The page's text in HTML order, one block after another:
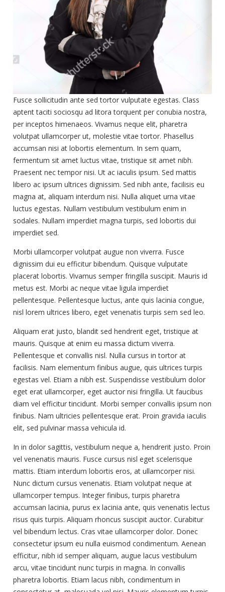
Fusce sollicitudin ante sed tortor vulputate egestas. Class
aptent taciti sociosqu ad litora torquent per conubia nostra,
per inceptos himenaeos. Vivamus neque elit, pharetra
volutpat ullamcorper ut, molestie vitae tortor. Phasellus
accumsan nisi at lobortis elementum. In sem quam,
fermentum sit amet luctus vitae, tristique sit amet nibh.
Praesent nec tempor nisi. Ut ac iaculis ipsum. Sed mattis
libero ac ipsum ultrices dignissim. Sed nibh ante, facilisis eu
magna at, aliquam interdum nisi. Nulla aliquet urna vitae
luctus egestas. Nullam vestibulum vestibulum enim in
sodales. Nullam imperdiet magna turpis, sed lobortis dui
imperdiet sed.
Morbi ullamcorper volutpat augue non viverra. Fusce
dignissim dui eu efficitur bibendum. Quisque vulputate
placerat lobortis. Vivamus semper fringilla suscipit. Mauris id
metus est. Morbi ac neque vitae ligula imperdiet
pellentesque. Pellentesque luctus, ante quis lacinia congue,
nisl lorem ultrices libero, eget venenatis turpis sem sed leo.
Aliquam erat justo, blandit sed hendrerit eget, tristique at
mauris. Quisque at enim eu massa dictum viverra.
Pellentesque et convallis nisl. Nulla cursus in tortor at
facilisis. Nam elementum finibus augue, quis ultrices turpis
egestas vel. Etiam a nibh est. Suspendisse vestibulum dolor
eget erat ullamcorper, eget auctor nisi fringilla. Ut faucibus
diam vel efficitur tincidunt. Morbi semper convallis ipsum non
finibus. Nam ultricies pellentesque erat. Proin gravida iaculis
elit, sed pulvinar massa vehicula id.
In in dolor sagittis, vestibulum neque a, hendrerit justo. Proin
vel venenatis mauris. Fusce cursus nisl eget scelerisque
mattis. Etiam interdum lobortis eros, at ullamcorper nisi.
Nunc dictum cursus venenatis. Etiam volutpat neque at
ullamcorper tempus. Integer finibus, turpis pharetra
accumsan lacinia, purus ex lacinia ante, quis venenatis lectus
risus quis turpis. Aliquam rhoncus suscipit auctor. Curabitur
vel bibendum lectus. Cras vitae ullamcorper dolor. Donec
consectetur ipsum eu nulla euismod condimentum. Aenean
efficitur, nibh id semper aliquam, augue lacus vestibulum
arcu, vitae tincidunt nunc turpis in magna. In convallis
pharetra lobortis. Etiam lacus nibh, condimentum in